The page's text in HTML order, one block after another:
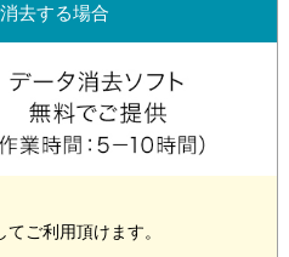
去する場合
ご利用頂けます。